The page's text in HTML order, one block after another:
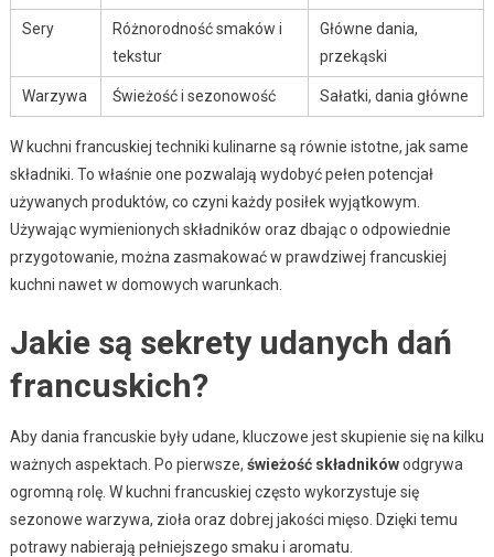
Sery
Różnorodność smaków i
tekstur
Główne dania,
przekąski
Warzywa Świeżość i sezonowość Sałatki, dania główne
W kuchni francuskiej techniki kulinarne są równie istotne, jak same
składniki. To właśnie one pozwalają wydobyć pełen potencjał
używanych produktów, co czyni każdy posiłek wyjątkowym.
Używając wymienionych składników oraz dbając o odpowiednie
przygotowanie, można zasmakować w prawdziwej francuskiej
kuchni nawet w domowych warunkach.
Jakie są sekrety udanych dań
francuskich?
Aby dania francuskie były udane, kluczowe jest skupienie się na kilku
ważnych aspektach. Po pierwsze, świeżość składnikówodgrywa
ogromną rolę. W kuchni francuskiej często wykorzystuje się
sezonowe warzywa, zioła oraz dobrej jakości mięso. Dzięki temu
potrawy nabierają pełniejszego smaku i aromatu.